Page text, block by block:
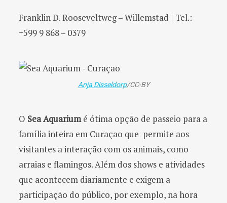
Franklin D. Rooseveltweg – Willemstad | Tel.:
+599 9 868 – 0379
Anja Disseldorp/CC-BY
O Sea Aquarium é ótima opção de passeio para a
família inteira em Curaçao que permite aos
visitantes a interação com os animais, como
arraias e flamingos. Além dos shows e atividades
que acontecem diariamente e exigem a
participação do público, por exemplo, na hora